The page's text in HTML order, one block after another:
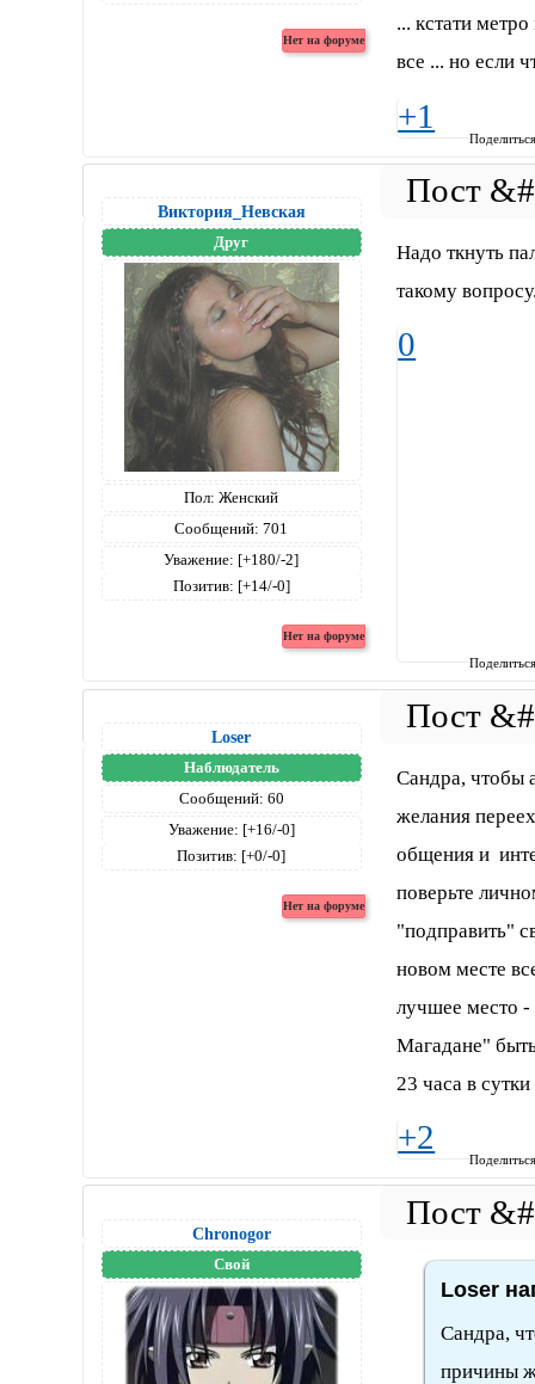
... кстати
все ... но если
+1
Виктория_Невская
Друг
Пол: Женский
Сообщений: 701
Уважение: [+180/-2]
Позитив: [+14/-0]
Надо ткнуть
такому
0
Loser
Наблюдатель
Сообщений: 60
Уважение: [+16/-0]
Позитив: [+0/-0]
Сандра, чтобы
желания
общения и
поверьте
"подправить"
новом месте
лучшее место
Магадане"
23 часа в
+2
Chronogor
Свой
Loser
Сандра,
причины